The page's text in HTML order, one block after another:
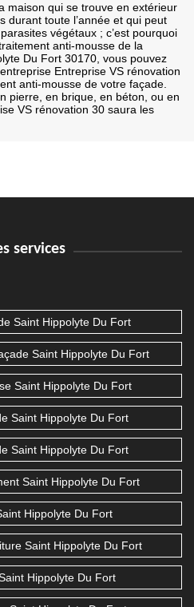
maison qui se trouve en extérieur
durant toute l’année et qui peut
végétaux ; c’est pourquoi
anti-mousse de la
Du Fort 30170, vous pouvez
Entreprise VS rénovation
anti-mousse de votre façade.
pierre, en brique, en béton, ou en
VS rénovation 30 saura les
services
Saint Hippolyte Du Fort
Saint Hippolyte Du Fort
Saint Hippolyte Du Fort
Saint Hippolyte Du Fort
Saint Hippolyte Du Fort
Saint Hippolyte Du Fort
Hippolyte Du Fort
Saint Hippolyte Du Fort
Hippolyte Du Fort